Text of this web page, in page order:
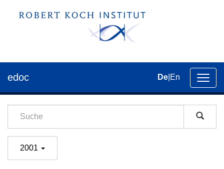
der
edoc De En
2001